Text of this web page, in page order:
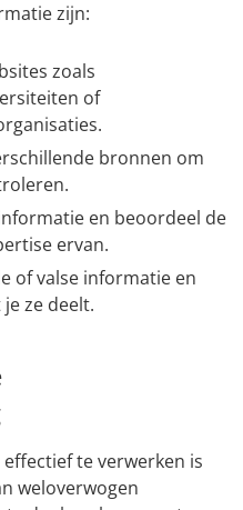
zijn:
zoals
of
bronnen om
en beoordeel de
ervan.
of valse informatie en
ze deelt.
te verwerken is
weloverwogen